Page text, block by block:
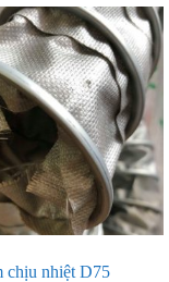
chịu nhiệt D75